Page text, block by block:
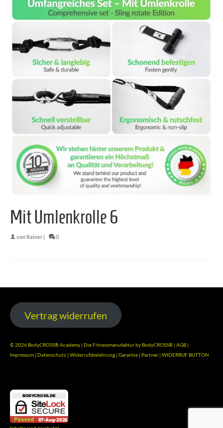
Mit Umlenkrolle 6
von Rainer | 0
Vertrag widerrufen
© 2026 BodyCROSS® Academy | Die Fitnessmanufaktur by BodyCROSS® | AGB |
Impressum | Datenschutz | Widerrufsbelehrung | Garantie | Partner | WIDERRUF BUTTON